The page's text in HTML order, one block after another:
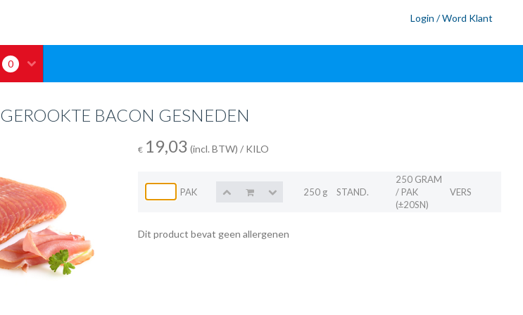
Login / Word Klant
0
GEROOKTE BACON GESNEDEN
€ 19,03 (incl. BTW) / KILO
PAK 250 g STAND.
250 GRAM
/ PAK
(±20SN)
VERS
Dit product bevat geen allergenen